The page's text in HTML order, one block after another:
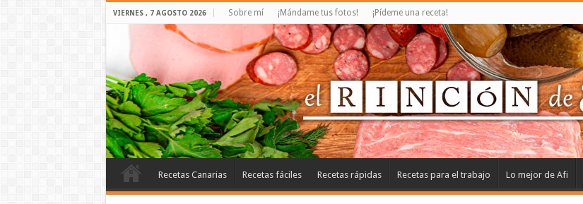
VIERNES , 7 AGOSTO 2026 Sobre mí ¡Mándame tus fotos! ¡Pídeme una receta!
Recetas Canarias Recetas fáciles Recetas rápidas Recetas para el trabajo Lo mejor de Afi